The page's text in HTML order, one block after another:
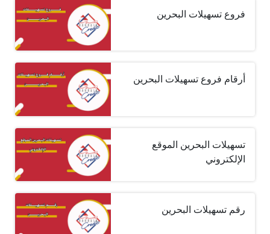
فروع تسهيلات البحرين
أرقام فروع تسهيلات البحرين
تسهيلات البحرين الموقع
الإلكتروني
رقم تسهيلات البحرين